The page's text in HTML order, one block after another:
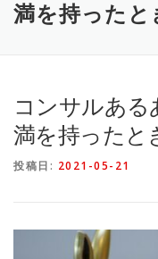
満を持ったと
コンサルあ
満を持ったと
投稿日: 2021-05-21